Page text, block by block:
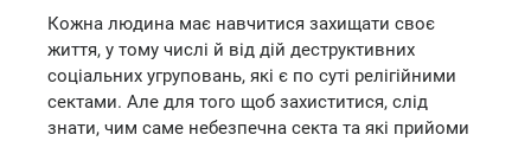
Кожна людина має навчитися захищати своє
життя, у тому числі й від дій деструктивних
соціальних угруповань, які є по суті релігійними
сектами. Але для того щоб захиститися, слід
знати, чим саме небезпечна секта та які прийоми